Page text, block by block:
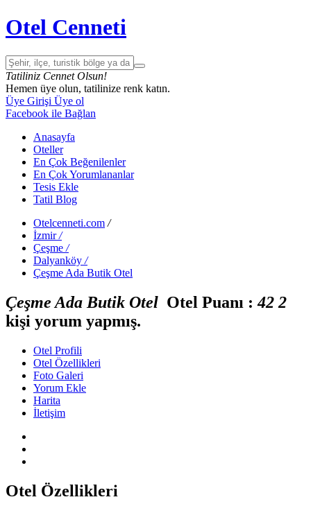
Otel Cenneti
Tatiliniz Cennet Olsun!
Hemen üye olun, tatilinize renk katın.
Üye Girişi Üye ol
Facebook ile Bağlan
Anasayfa
Oteller
En Çok Beğenilenler
En Çok Yorumlananlar
Tesis Ekle
Tatil Blog
Otelcenneti.com /
İzmir /
Çeşme /
Dalyanköy /
Çeşme Ada Butik Otel
Çeşme Ada Butik Otel Otel Puanı :42 2
kişi yorum yapmış.
Otel Profili
Otel Özellikleri
Foto Galeri
Yorum Ekle
Harita
İletişim
Otel Özellikleri